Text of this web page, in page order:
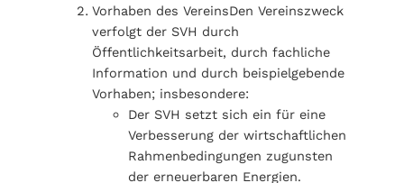
Vorhaben des VereinsDen Vereinszweck
verfolgt der SVH durch
Öffentlichkeitsarbeit, durch fachliche
Information und durch beispielgebende
Vorhaben; insbesondere:
Der SVH setzt sich ein für eine
Verbesserung der wirtschaftlichen
Rahmenbedingungen zugunsten
der erneuerbaren Energien.